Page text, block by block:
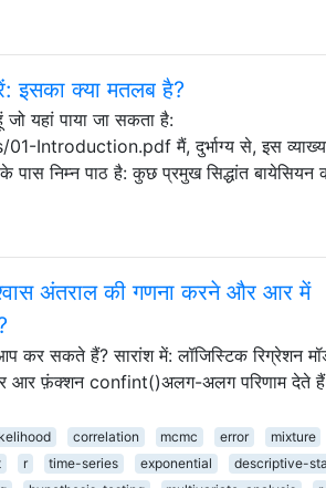
इसका क्या मतलब है?
यहां पाया जा सकता है:
मैं, दुर्भाग्य से, इस
पास निम्न पाठ है: कुछ प्रमुख सिद्धांत बायेसियन
अंतराल की गणना करने और आर में
कर सकते हैं? सारांश में: लॉजिस्टिक रिग्रेशन
आर फ़ंक्शन confint()अलग-अलग परिणाम देते
correlation mcmc error
mixture
r time-series exponential
descriptive-